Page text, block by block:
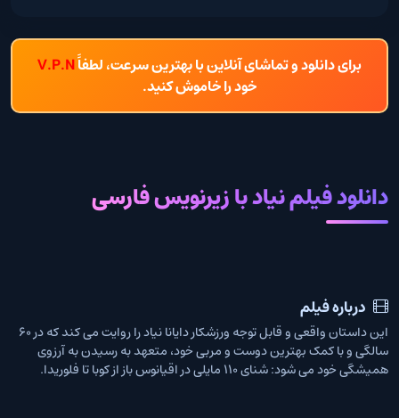
برای دانلود و تماشای آنلاین با بهترین سرعت، لطفاًV.P.N
خود را خاموش کنید.
دانلود فیلم نیاد با زیرنویس فارسی
درباره فیلم
این داستان واقعی و قابل توجه ورزشکار دایانا نیاد را روایت می کند که در 60
سالگی و با کمک بهترین دوست و مربی خود، متعهد به رسیدن به آرزوی
همیشگی خود می شود: شنای 110 مایلی در اقیانوس باز از کوبا تا فلوریدا.